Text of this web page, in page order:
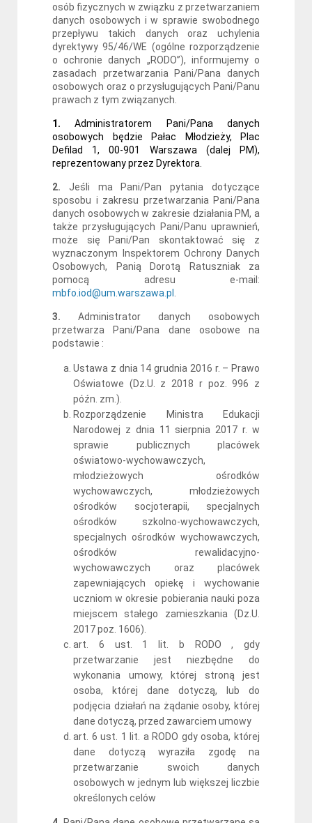
osób fizycznych w związku z przetwarzaniem
danych osobowych i w sprawie swobodnego
przepływu takich danych oraz uchylenia
dyrektywy 95/46/WE (ogólne rozporządzenie
o ochronie danych „RODO”), informujemy o
zasadach przetwarzania Pani/Pana danych
osobowych oraz o przysługujących Pani/Panu
prawach z tym związanych.
1.Administratorem Pani/Pana danych
osobowych będzie Pałac Młodzieży, Plac
Defilad 1, 00-901 Warszawa (dalej PM),
reprezentowany przez Dyrektora.
2. Jeśli ma Pani/Pan pytania dotyczące
sposobu i zakresu przetwarzania Pani/Pana
danych osobowych w zakresie działania PM, a
także przysługujących Pani/Panu uprawnień,
może się Pani/Pan skontaktować się z
wyznaczonym Inspektorem Ochrony Danych
Osobowych, Panią Dorotą Ratuszniak za
pomocą adresu e-mail:
mbfo.iod@um.warszawa.pl
3. Administrator danych osobowych
przetwarza Pani/Pana dane osobowe na
podstawie :
Ustawa z dnia 14 grudnia 2016 r. – Prawo
Oświatowe (Dz.U. z 2018 r poz. 996 z
późn. zm.).
Rozporządzenie Ministra Edukacji
Narodowej z dnia 11 sierpnia 2017 r. w
sprawie publicznych placówek
oświatowo-wychowawczych,
młodzieżowych ośrodków
wychowawczych, młodzieżowych
ośrodków socjoterapii, specjalnych
ośrodków szkolno-wychowawczych,
specjalnych ośrodków wychowawczych,
ośrodków rewalidacyjno-
wychowawczych oraz placówek
zapewniających opiekę i wychowanie
uczniom w okresie pobierania nauki poza
miejscem stałego zamieszkania (Dz.U.
2017 poz. 1606).
art. 6 ust. 1 lit. b RODO , gdy
przetwarzanie jest niezbędne do
wykonania umowy, której stroną jest
osoba, której dane dotyczą, lub do
podjęcia działań na żądanie osoby, której
dane dotyczą, przed zawarciem umowy
art. 6 ust. 1 lit. a RODO gdy osoba, której
dane dotyczą wyraziła zgodę na
przetwarzanie swoich danych
osobowych w jednym lub większej liczbie
określonych celów